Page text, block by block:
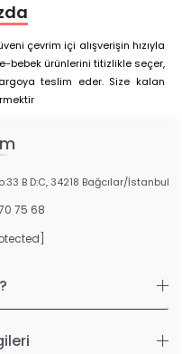
çevrim içi alışverişin hızıyla
bebek ürünlerini titizlikle seçer,
teslim eder. Size kalan
B D:C, 34218 Bağcılar/İstanbul
75 68